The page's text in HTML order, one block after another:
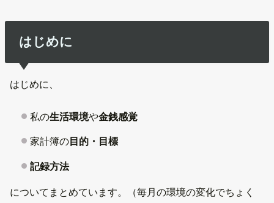
はじめに
はじめに、
私の生活環境や金銭感覚
家計簿の目的・目標
記録方法
についてまとめています。（毎月の環境の変化でちょく